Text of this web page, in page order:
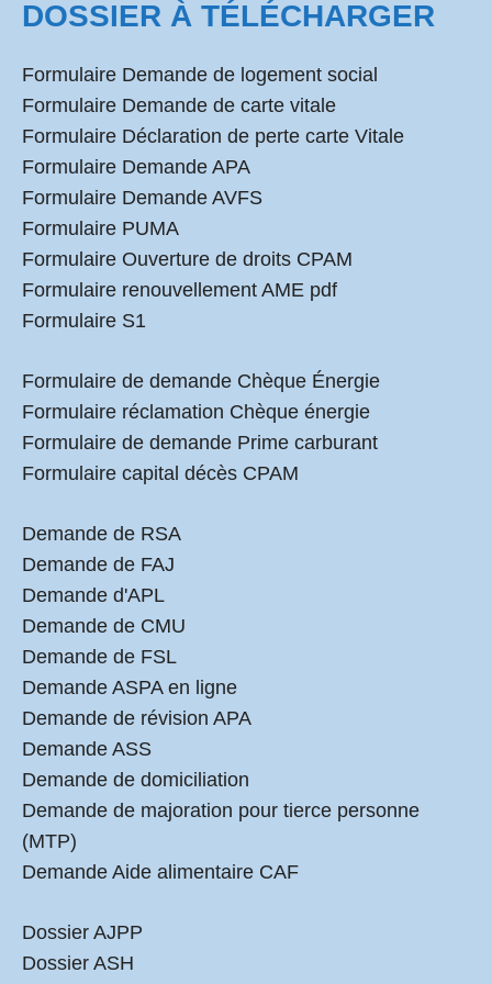
DOSSIER À TÉLÉCHARGER
Formulaire Demande de logement social
Formulaire Demande de carte vitale
Formulaire Déclaration de perte carte Vitale
Formulaire Demande APA
Formulaire Demande AVFS
Formulaire PUMA
Formulaire Ouverture de droits CPAM
Formulaire renouvellement AME pdf
Formulaire S1
Formulaire de demande Chèque Énergie
Formulaire réclamation Chèque énergie
Formulaire de demande Prime carburant
Formulaire capital décès CPAM
Demande de RSA
Demande de FAJ
Demande d'APL
Demande de CMU
Demande de FSL
Demande ASPA en ligne
Demande de révision APA
Demande ASS
Demande de domiciliation
Demande de majoration pour tierce personne
(MTP)
Demande Aide alimentaire CAF
Dossier AJPP
Dossier ASH